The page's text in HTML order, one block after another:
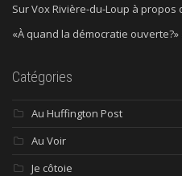
Sur Vox Rivière-du-Loup à propos
«À quand la démocratie ouverte?»
Catégories
Au Huffington Post
Au Voir
Je côtoie